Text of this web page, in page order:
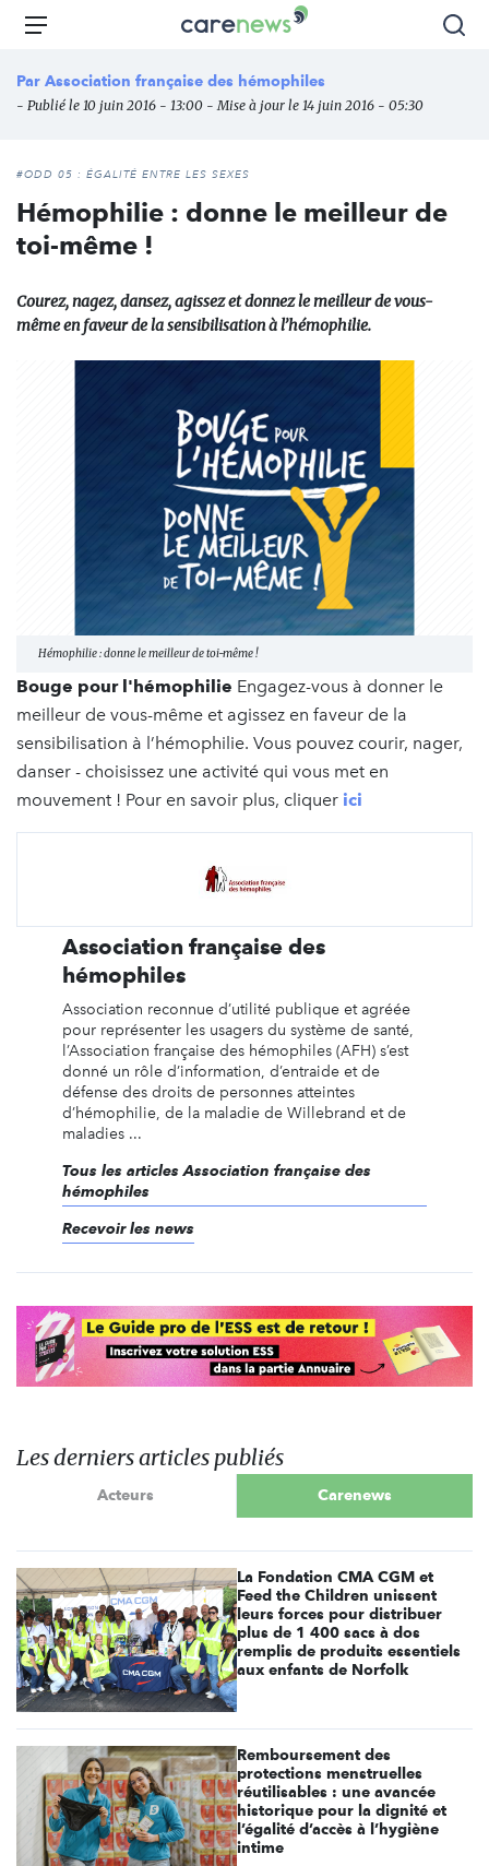
Aller
principal
Carenews,
média
des
l'engagement
Menu
Par Association française des hémophiles
- Publié le 10 juin 2016 - 13:00 - Mise à jour le 14 juin 2016 - 05:30
#ODD 05 : ÉGALITÉ ENTRE LES SEXES
Hémophilie : donne le meilleur de
toi-même !
Courez, nagez, dansez, agissez et donnez le meilleur de vous-
même en faveur de la sensibilisation à l’hémophilie.
Hémophilie : donne le meilleur de toi-même !
Bouge pour l'hémophilie Engagez-vous à donner le
meilleur de vous-même et agissez en faveur de la
sensibilisation à l’hémophilie. Vous pouvez courir, nager,
danser - choisissez une activité qui vous met en
mouvement ! Pour en savoir plus, cliquer ici
Association française des
hémophiles
Association reconnue d’utilité publique et agréée
pour représenter les usagers du système de santé,
l’Association française des hémophiles (AFH) s’est
donné un rôle d’information, d’entraide et de
défense des droits de personnes atteintes
d’hémophilie, de la maladie de Willebrand et de
maladies ...
Tous les articles Association française des
hémophiles
Recevoir les news
Les derniers articles publiés
Acteurs Carenews
La Fondation CMA CGM et
Feed the Children unissent
leurs forces pour distribuer
plus de 1 400 sacs à dos
remplis de produits essentiels
aux enfants de Norfolk
Remboursement des
protections menstruelles
réutilisables : une avancée
historique pour la dignité et
l’égalité d’accès à l’hygiène
intime